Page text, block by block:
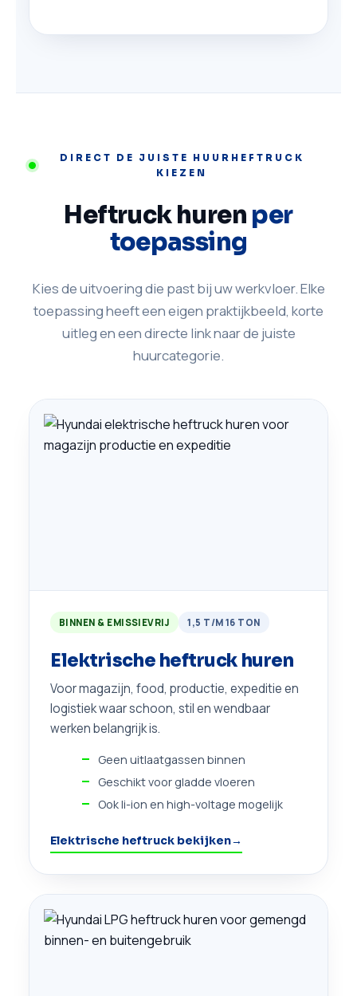
DIRECT DE JUISTE HUURHEFTRUCK
KIEZEN
Heftruck huren per
toepassing
Kies de uitvoering die past bij uw werkvloer. Elke
toepassing heeft een eigen praktijkbeeld, korte
uitleg en een directe link naar de juiste
huurcategorie.
BINNEN & EMISSIEVRIJ 1,5 T/M 16 TON
Elektrische heftruck huren
Voor magazijn, food, productie, expeditie en
logistiek waar schoon, stil en wendbaar
werken belangrijk is.
Geen uitlaatgassen binnen
Geschikt voor gladde vloeren
Ook li-ion en high-voltage mogelijk
Elektrische heftruck bekijken→